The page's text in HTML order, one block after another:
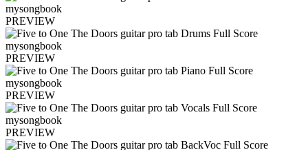
PREVIEW
PREVIEW
PREVIEW
PREVIEW